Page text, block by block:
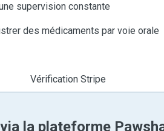
supervision constante
des médicaments par voie orale
Vérification Stripe
la plateforme